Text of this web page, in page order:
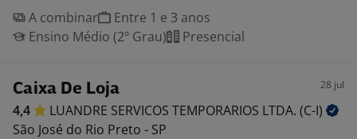
A combinar
Entre 1 e 3 anos
Ensino Médio (2º Grau)
Presencial
Caixa De Loja 28 jul
4,4 LUANDRE SERVICOS TEMPORARIOS LTDA. (C-I)
São José do Rio Preto - SP